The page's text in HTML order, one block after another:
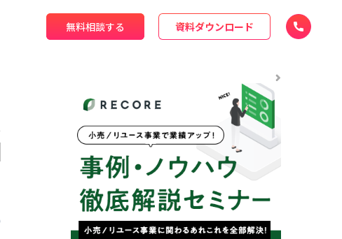
無料相談する 資料ダウンロード